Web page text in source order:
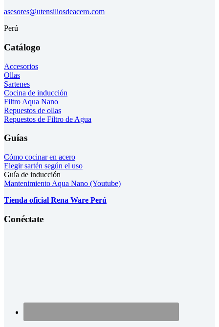
asesores@utensiliosdeacero.com
Perú
Catálogo
Accesorios
Ollas
Sartenes
Cocina de inducción
Filtro Aqua Nano
Repuestos de ollas
Repuestos de Filtro de Agua
Guías
Cómo cocinar en acero
Elegir sartén según el uso
Guía de inducción
Mantenimiento Aqua Nano (Youtube)
Tienda oficial Rena Ware Perú
Conéctate